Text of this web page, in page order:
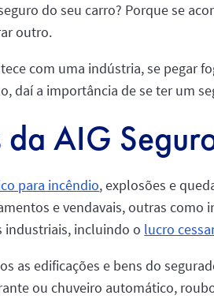
do seu carro? Porque se
outro.
com uma indústria, se pegar
daí a importância de se ter um
da AIG
para incêndio, explosões e
e vendavais, outras como
industriais, incluindo o lucro
as edificações e bens do
ou chuveiro automático,